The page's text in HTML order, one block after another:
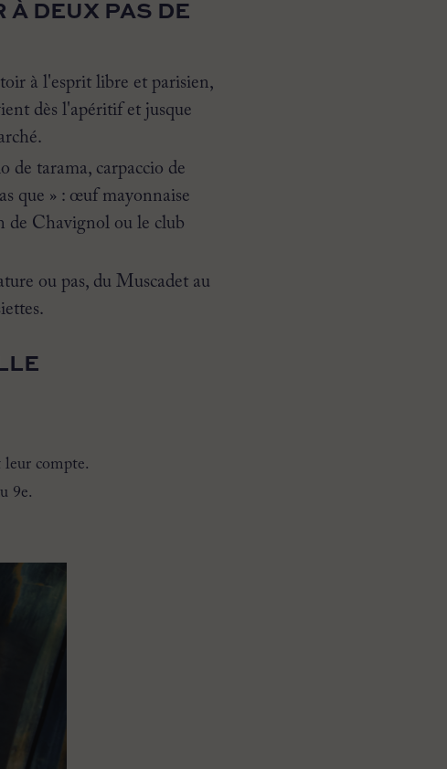
À DEUX PAS DE
à l'esprit libre et parisien,
dès l'apéritif et jusque
de tarama, carpaccio de
que » : œuf mayonnaise
de Chavignol ou le club
ou pas, du Muscadet au
compte.
9e.